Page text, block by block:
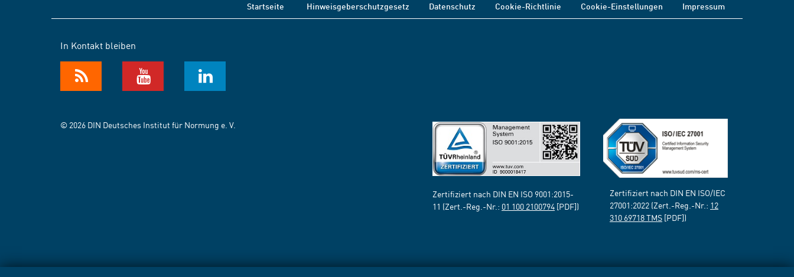
Startseite Hinweisgeberschutzgesetz Datenschutz Cookie-Richtlinie Cookie-Einstellungen Impressum
In Kontakt bleiben
© 2026 DIN Deutsches Institut für Normung e. V.
Zertifiziert nach DIN EN ISO 9001:2015-
11 (Zert.-Reg.-Nr.: 01 100 2100794 [PDF])
Zertifiziert nach DIN EN ISO/IEC
27001:2022 (Zert.-Reg.-Nr.: 12
310 69718 TMS [PDF])